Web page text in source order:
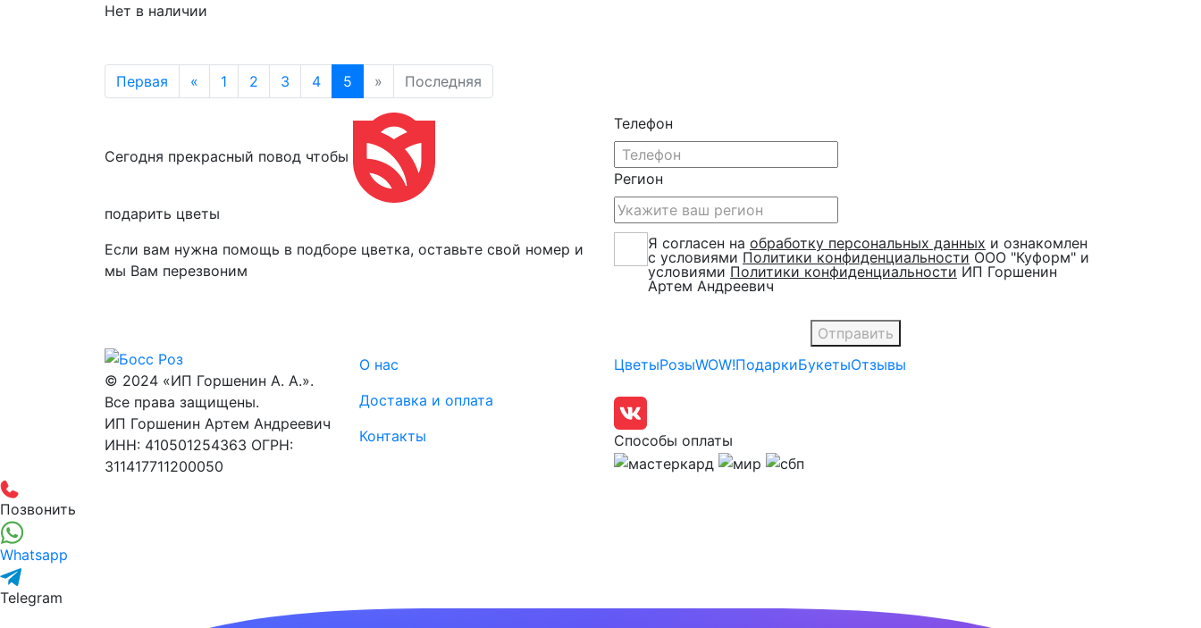
Нет в наличии
Первая « 1 2 3 4 5 » Последняя
Сегодня прекрасный повод чтобы
подарить цветы
Если вам нужна помощь в подборе цветка, оставьте свой номер и
мы Вам перезвоним
Телефон
Регион
Я согласен на обработку персональных данных и ознакомлен
с условиями Политики конфиденциальности ООО "Куформ" и
условиями Политики конфиденциальности ИП Горшенин
Артем Андреевич
© 2024 «ИП Горшенин А. А.».
Все права защищены.
ИП Горшенин Артем Андреевич
ИНН: 410501254363 ОГРН:
311417711200050
О нас
Доставка и оплата
Контакты
ЦветыРозыWOW!ПодаркиБукетыОтзывы
Способы оплаты
Позвонить
Whatsapp
Telegram